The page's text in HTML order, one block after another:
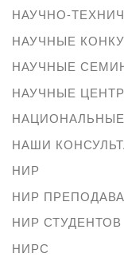
НАУЧНО-
НАУЧНЫЕ
НАУЧНЫЕ
НАУЧНЫЕ
НАШИ
НИР
НИР
НИР СТУДЕНТОВ
НИРС